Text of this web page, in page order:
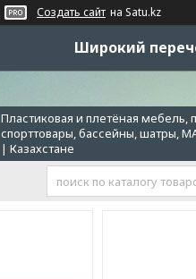
Создать сайт на Satu.kz
Широкий
Пластиковая и плетёная мебель,
спорттовары, бассейны, шатры,
| Казахстане